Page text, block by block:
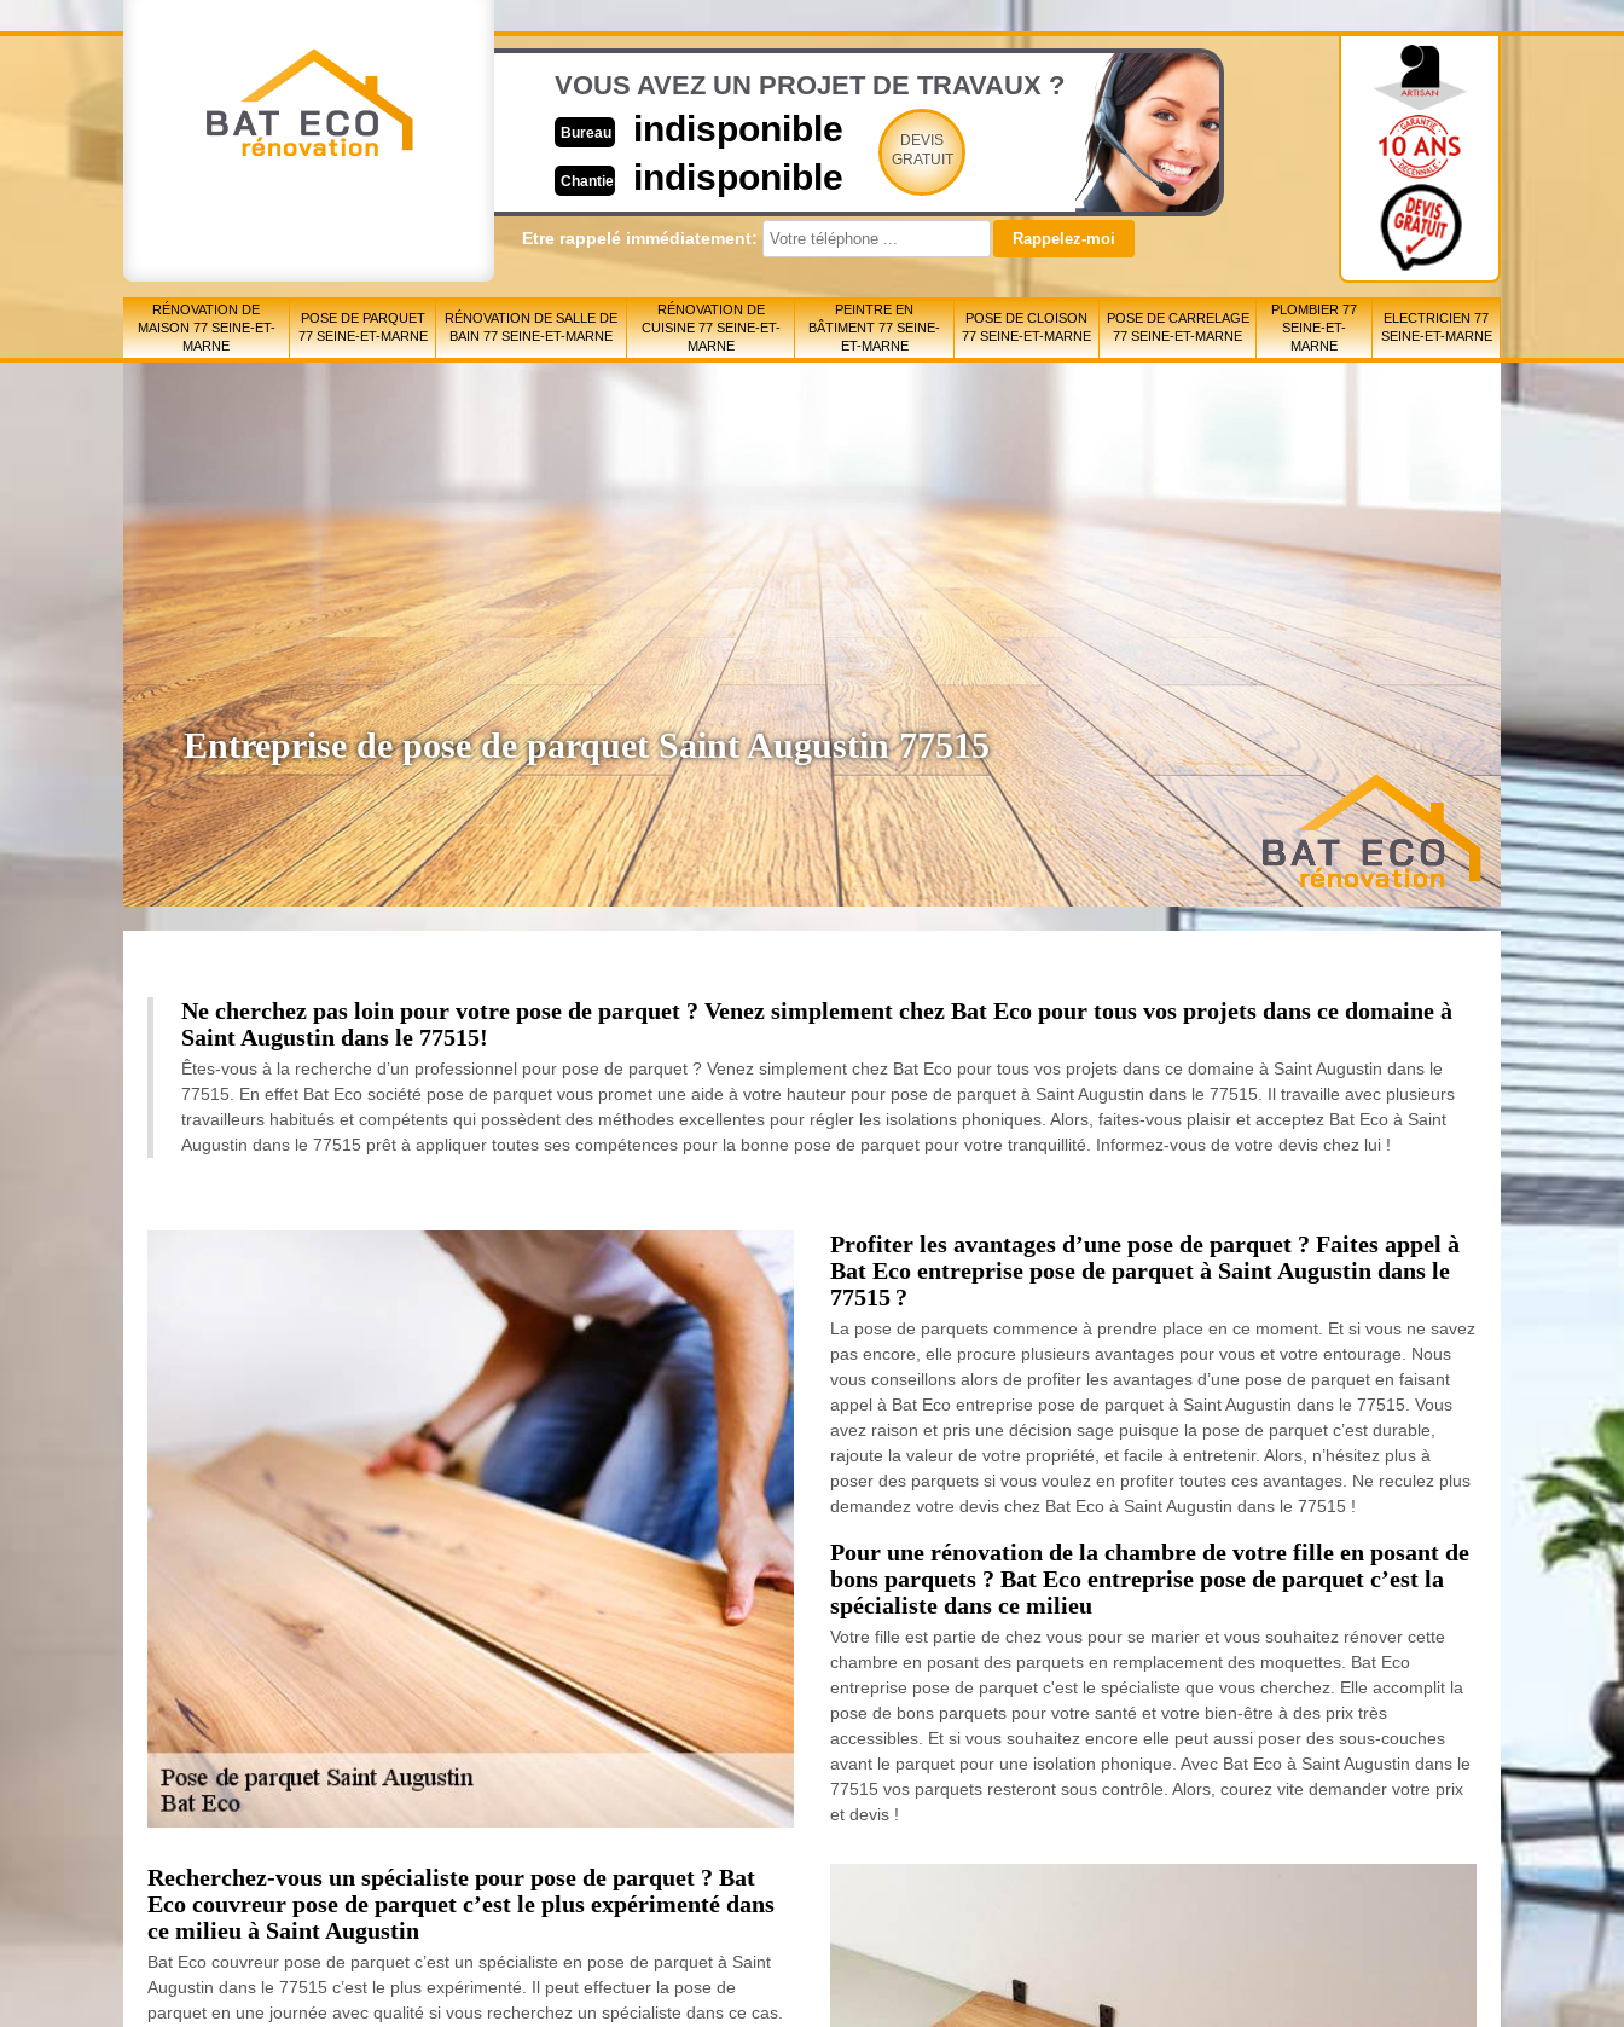
VOUS AVEZ UN PROJET DE TRAVAUX ?
Bureau indisponible
Chantier indisponible
DEVIS
GRATUIT
Etre rappelé immédiatement:
RÉNOVATION DE
MAISON 77 SEINE-ET-
MARNE
POSE DE PARQUET
77 SEINE-ET-MARNE
RÉNOVATION DE SALLE DE
BAIN 77 SEINE-ET-MARNE
RÉNOVATION DE
CUISINE 77 SEINE-ET-
MARNE
PEINTRE EN
BÂTIMENT 77 SEINE-
ET-MARNE
POSE DE CLOISON
77 SEINE-ET-MARNE
POSE DE CARRELAGE
77 SEINE-ET-MARNE
PLOMBIER 77
SEINE-ET-
MARNE
ELECTRICIEN 77
SEINE-ET-MARNE
Entreprise de pose de parquet Saint Augustin 77515
Ne cherchez pas loin pour votre pose de parquet ? Venez simplement chez Bat Eco pour tous vos projets dans ce domaine à
Saint Augustin dans le 77515!
Êtes-vous à la recherche d’un professionnel pour pose de parquet ? Venez simplement chez Bat Eco pour tous vos projets dans ce domaine à Saint Augustin dans le
77515. En effet Bat Eco société pose de parquet vous promet une aide à votre hauteur pour pose de parquet à Saint Augustin dans le 77515. Il travaille avec plusieurs
travailleurs habitués et compétents qui possèdent des méthodes excellentes pour régler les isolations phoniques. Alors, faites-vous plaisir et acceptez Bat Eco à Saint
Augustin dans le 77515 prêt à appliquer toutes ses compétences pour la bonne pose de parquet pour votre tranquillité. Informez-vous de votre devis chez lui !
Profiter les avantages d’une pose de parquet ? Faites appel à
Bat Eco entreprise pose de parquet à Saint Augustin dans le
77515 ?
La pose de parquets commence à prendre place en ce moment. Et si vous ne savez
pas encore, elle procure plusieurs avantages pour vous et votre entourage. Nous
vous conseillons alors de profiter les avantages d’une pose de parquet en faisant
appel à Bat Eco entreprise pose de parquet à Saint Augustin dans le 77515. Vous
avez raison et pris une décision sage puisque la pose de parquet c’est durable,
rajoute la valeur de votre propriété, et facile à entretenir. Alors, n’hésitez plus à
poser des parquets si vous voulez en profiter toutes ces avantages. Ne reculez plus
demandez votre devis chez Bat Eco à Saint Augustin dans le 77515 !
Pour une rénovation de la chambre de votre fille en posant de
bons parquets ? Bat Eco entreprise pose de parquet c’est la
spécialiste dans ce milieu
Votre fille est partie de chez vous pour se marier et vous souhaitez rénover cette
chambre en posant des parquets en remplacement des moquettes. Bat Eco
entreprise pose de parquet c'est le spécialiste que vous cherchez. Elle accomplit la
pose de bons parquets pour votre santé et votre bien-être à des prix très
accessibles. Et si vous souhaitez encore elle peut aussi poser des sous-couches
avant le parquet pour une isolation phonique. Avec Bat Eco à Saint Augustin dans le
77515 vos parquets resteront sous contrôle. Alors, courez vite demander votre prix
et devis !
Recherchez-vous un spécialiste pour pose de parquet ? Bat
Eco couvreur pose de parquet c’est le plus expérimenté dans
ce milieu à Saint Augustin
Bat Eco couvreur pose de parquet c’est un spécialiste en pose de parquet à Saint
Augustin dans le 77515 c’est le plus expérimenté. Il peut effectuer la pose de
parquet en une journée avec qualité si vous recherchez un spécialiste dans ce cas.